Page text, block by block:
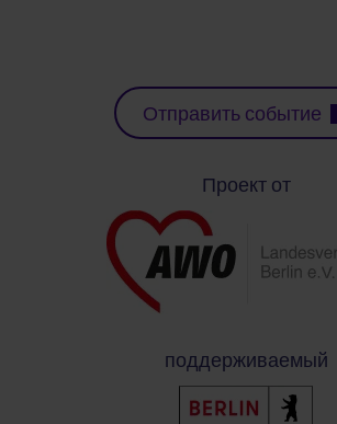
Отправить событие
Проект от
поддерживаемый